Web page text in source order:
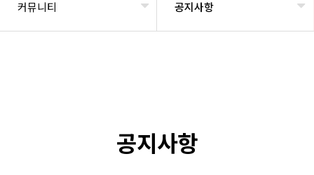
커뮤니티 공지사항
공지사항